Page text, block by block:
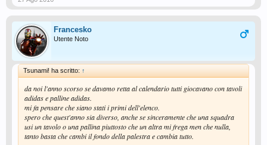
Francesko
Utente Noto
Tsunami! ha scritto: ↑
da noi l'anno scorso se davamo retta al calendario tutti giocavano con tavoli
adidas e palline adidas.
mi fa pensare che siano stati i primi dell'elenco.
spero che quest'anno sia diverso, anche se sinceramente che una squadra
usi un tavolo o una pallina piuttosto che un altra mi frega men che nulla,
tanto basta che cambi il fondo della palestra e cambia tutto.